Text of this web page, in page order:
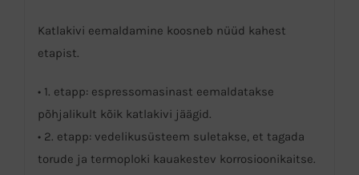
Katlakivi eemaldamine koosneb nüüd kahest
etapist.
• 1. etapp: espressomasinast eemaldatakse
põhjalikult kõik katlakivi jäägid.
• 2. etapp: vedelikusüsteem suletakse, et tagada
torude ja termoploki kauakestev korrosioonikaitse.